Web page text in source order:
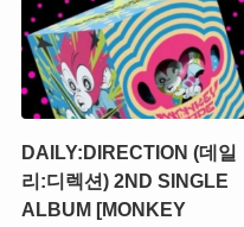
DAILY:DIRECTION (데일
리:디렉션) 2ND SINGLE
ALBUM [MONKEY